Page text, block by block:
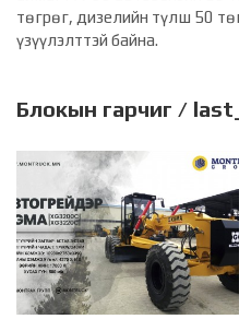
төгрөг, дизелийн түлш 50
үзүүлэлттэй байна.
Блокын гарчиг /